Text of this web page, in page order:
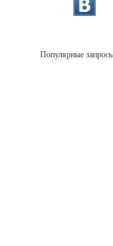
Популярные